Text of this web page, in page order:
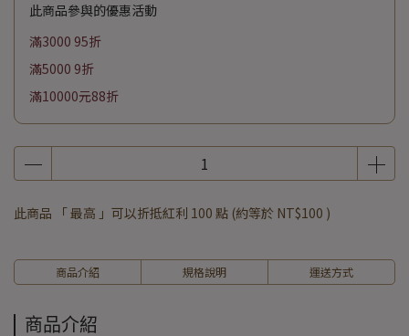
此商品參與的優惠活動
滿3000 95折
滿5000 9折
滿10000元88折
此商品 「 最高 」可以折抵紅利 100 點 (約等於 NT$100 )
商品介紹 規格說明 運送方式
商品介紹